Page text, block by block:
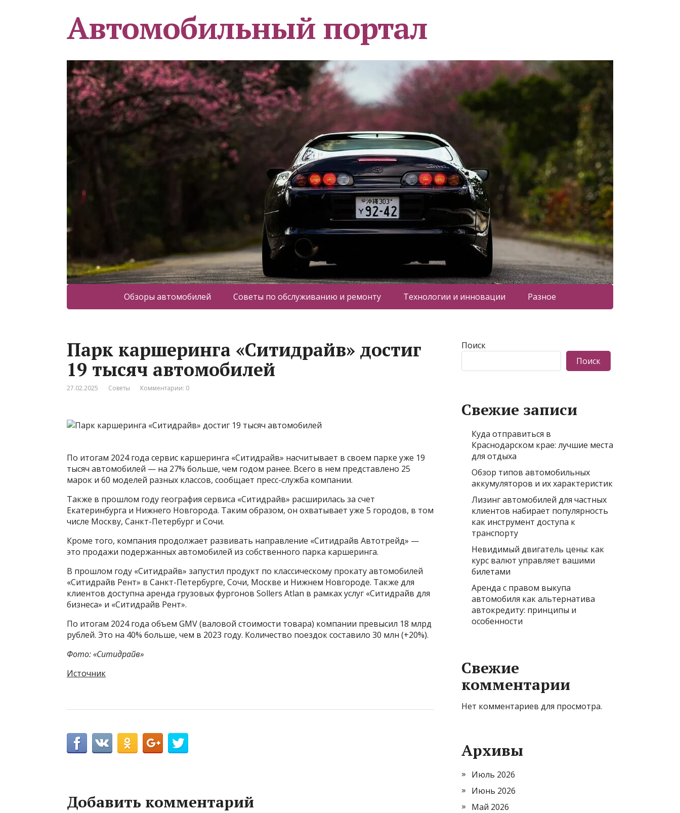
Автомобильный портал
Обзоры автомобилей Советы по обслуживанию и ремонту Технологии и инновации Разное
Парк каршеринга «Ситидрайв» достиг
19 тысяч автомобилей
27.02.2025 Советы Комментарии: 0
По итогам 2024 года сервис каршеринга «Ситидрайв» насчитывает в своем парке уже 19
тысяч автомобилей — на 27% больше, чем годом ранее. Всего в нем представлено 25
марок и 60 моделей разных классов, сообщает пресс-служба компании.
Также в прошлом году география сервиса «Ситидрайв» расширилась за счет
Екатеринбурга и Нижнего Новгорода. Таким образом, он охватывает уже 5 городов, в том
числе Москву, Санкт-Петербург и Сочи.
Кроме того, компания продолжает развивать направление «Ситидрайв Автотрейд» —
это продажи подержанных автомобилей из собственного парка каршеринга.
В прошлом году «Ситидрайв» запустил продукт по классическому прокату автомобилей
«Ситидрайв Рент» в Санкт-Петербурге, Сочи, Москве и Нижнем Новгороде. Также для
клиентов доступна аренда грузовых фургонов Sollers Atlan в рамках услуг «Ситидрайв для
бизнеса» и «Ситидрайв Рент».
По итогам 2024 года объем GMV (валовой стоимости товара) компании превысил 18 млрд
рублей. Это на 40% больше, чем в 2023 году. Количество поездок составило 30 млн (+20%).
Фото: «Ситидрайв»
Источник
Добавить комментарий
Поиск
Поиск
Свежие записи
Куда отправиться в
Краснодарском крае: лучшие места
для отдыха
Обзор типов автомобильных
аккумуляторов и их характеристик
Лизинг автомобилей для частных
клиентов набирает популярность
как инструмент доступа к
транспорту
Невидимый двигатель цены: как
курс валют управляет вашими
билетами
Аренда с правом выкупа
автомобиля как альтернатива
автокредиту: принципы и
особенности
Свежие
комментарии
Нет комментариев для просмотра.
Архивы
Июль 2026
Июнь 2026
Май 2026